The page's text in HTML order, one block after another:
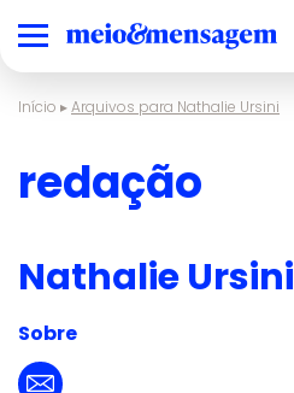
Início ▸Arquivos para Nathalie Ursini
redação
Nathalie Ursini
Sobre